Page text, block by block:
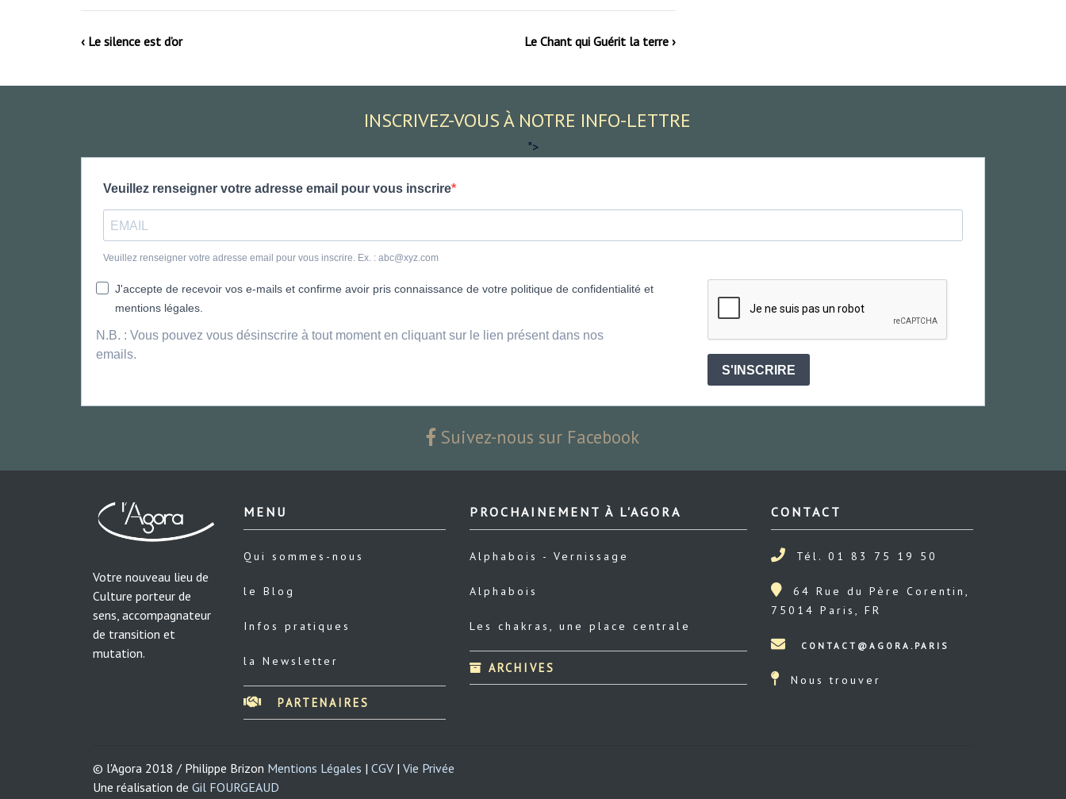
‹ Le silence est d’or Le Chant qui Guérit la terre ›
INSCRIVEZ-VOUS À NOTRE INFO-LETTRE
">
Veuillez renseigner votre adresse email pour vous inscrire
Veuillez renseigner votre adresse email pour vous inscrire. Ex. : abc@xyz.com
J'accepte de recevoir vos e-mails et confirme avoir pris connaissance de votre politique de confidentialité et
mentions légales.
N.B. : Vous pouvez vous désinscrire à tout moment en cliquant sur le lien présent dans nos
emails.
S'INSCRIRE
Suivez-nous sur Facebook
Votre nouveau lieu de
Culture porteur de
sens, accompagnateur
de transition et
mutation.
MENU
Qui sommes-nous
le Blog
Infos pratiques
la Newsletter
PARTENAIRES
PROCHAINEMENT À L'AGORA
Alphabois - Vernissage
Alphabois
Les chakras, une place centrale
ARCHIVES
CONTACT
Tél. 01 83 75 19 50
64 Rue du Père Corentin,
75014 Paris, FR
Nous trouver
© l'Agora 2018 / Philippe Brizon Mentions Légales | CGV | Vie Privée
Une réalisation de Gil FOURGEAUD